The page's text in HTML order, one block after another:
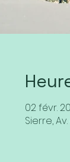
02 févr.
Sierre,